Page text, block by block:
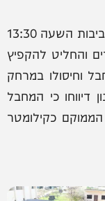
מהתחקיר הראשוני עולה עוד כי כבר בסביבות השעה 13:30
והחליט להקפיץ
וחיסולו במרחק
דיווחו כי המחבל
כקילומטר